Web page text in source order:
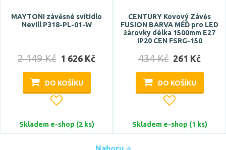
MAYTONI závěsné svítidlo
Nevill P318-PL-01-W
2 149 Kč 1 626 Kč
DO KOŠÍKU
Skladem e-shop (2 ks)
CENTURY Kovový Závěs
FUSION BARVA MĚĎ pro LED
žárovky délka 1500mm E27
IP20 CEN FSRG-150
434 Kč 261 Kč
DO KOŠÍKU
Skladem e-shop (1 ks)